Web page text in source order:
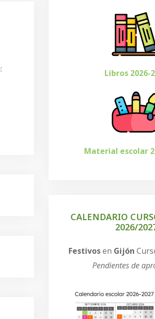
Libros 2026-
Material escolar
CALENDARIO
2026/
Festivosen Gijón
Pendientes de